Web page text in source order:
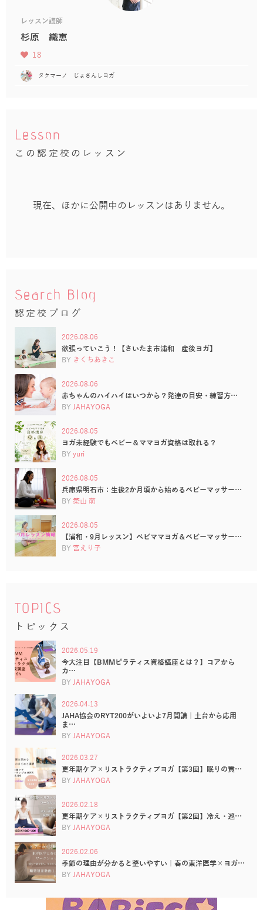
レッスン講師
杉原 織恵
18
タクマーノ じょさんしヨガ
Lesson
この認定校のレッスン
現在、ほかに公開中のレッスンはありません。
Search Blog
認定校ブログ
2026.08.06
欲張っていこう！【さいたま市浦和 産後ヨガ】
BY きくちあきこ
2026.08.06
赤ちゃんのハイハイはいつから？発達の目安・練習方…
BY JAHAYOGA
2026.08.05
ヨガ未経験でもベビー＆ママヨガ資格は取れる？
BY yuri
2026.08.05
兵庫県明石市：生後2か月頃から始めるベビーマッサー…
BY 築山 萌
2026.08.05
【浦和・9月レッスン】ベビママヨガ＆ベビーマッサー…
BY 宮えり子
TOPICS
トピックス
2026.05.19
今大注目【BMMピラティス資格講座とは？】コアから
カ…
BY JAHAYOGA
2026.04.13
JAHA協会のRYT200がいよいよ7月開講｜土台から応用
ま…
BY JAHAYOGA
2026.03.27
更年期ケア×リストラクティブヨガ【第3回】眠りの質…
BY JAHAYOGA
2026.02.18
更年期ケア×リストラクティブヨガ【第2回】冷え・巡…
BY JAHAYOGA
2026.02.06
季節の理由が分かると整いやすい｜春の東洋医学×ヨガ…
BY JAHAYOGA